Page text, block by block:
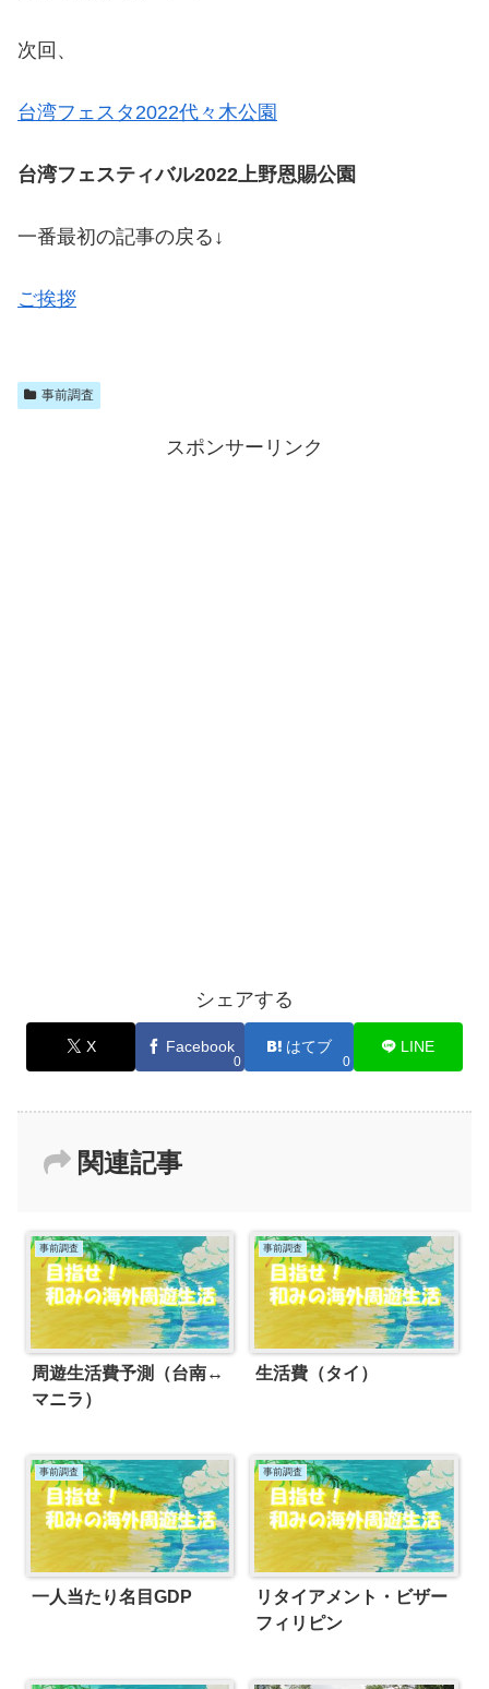
次回、
台湾フェスタ2022代々木公園
台湾フェスティバル2022上野恩賜公園
一番最初の記事の戻る↓
ご挨拶
事前調査
スポンサーリンク
シェアする
X Facebook
0
はてブ
0
LINE
関連記事
事前調査
周遊生活費予測（台南↔
マニラ）
事前調査
生活費（タイ）
事前調査
一人当たり名目GDP
事前調査
リタイアメント・ビザー
フィリピン